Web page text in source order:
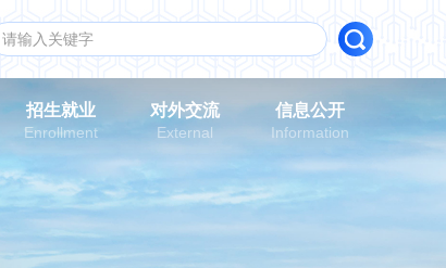
招生就业
Enrollment
对外交流
External
信息公开
Information